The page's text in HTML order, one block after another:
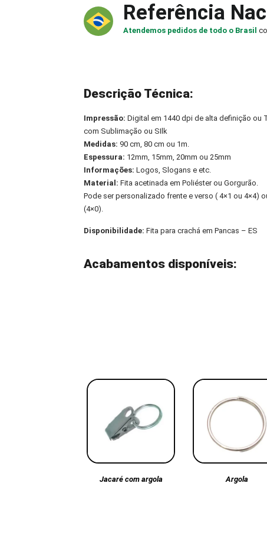
Referência
Atendemos pedidos de todo o Brasil
Descrição Técnica:
Impressão: Digital em 1440 dpi de alta definição ou
com Sublimação ou SIlk
Medidas: 90 cm, 80 cm ou 1m.
Espessura: 12mm, 15mm, 20mm ou 25mm
Informações:Logos, Slogans e etc.
Material: Fita acetinada em Poliéster ou Gorgurão.
Pode ser personalizado frente e verso ( 4×1 ou 4×4)
(4×0).
Disponibilidade:Fita para crachá em Pancas – ES
Acabamentos disponíveis:
Jacaré com argola
Argola